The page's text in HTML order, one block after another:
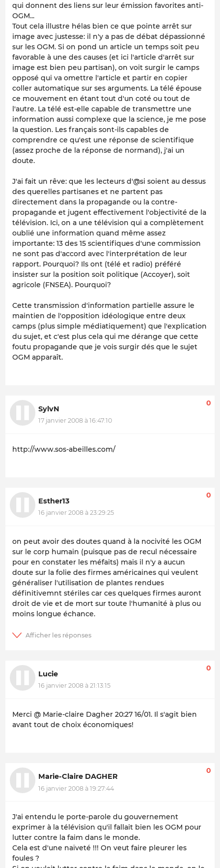
qui donnent des liens sur leur émission favorites anti-
OGM...
Tout cela illustre hélas bien ce que pointe arrêt sur
image avec justesse: il n'y a pas de débat dépassionné
sur les OGM. Si on pond un article un temps soit peu
favorable à une des causes (et ici l'article d'arrêt sur
image est bien peu partisan), on voit surgir le camps
opposé qui va omettre l'article et partir en copier
coller automatique sur ses arguments. La télé épouse
ce mouvement en étant tout d'un coté ou tout de
l'autre. La télé est-elle capable de transmettre une
information aussi complexe que la science, je me pose
la question. Les français sont-ils capables de
comprendre ce qu'est une réponse de scientifique
(assez proche de la réponse de normand), j'ai un
doute.
J'ai fait un rêve: que les lecteurs d'@si soient au dessus
des querelles partisanes et ne partent pas
directement dans la propagande ou la contre-
propagande et jugent effectivement l'objectivité de la
télévision. Ici, on a une télévision qui a complètement
oublié une information quand même assez
importante: 13 des 15 scientifiques d'une commission
ne sont pas d'accord avec l'interprétation de leur
rapport. Pourquoi? Ils ont (télé et radio) préféré
insister sur la position soit politique (Accoyer), soit
agricole (FNSEA). Pourquoi?
Cette transmission d'information partielle assure le
maintien de l'opposition idéologique entre deux
camps (plus simple médiatiquement) que l'explication
du sujet, et c'est plus cela qui me dérange que cette
foutu propagande que je vois surgir dés que le sujet
OGM apparaît.
SylvN
17 janvier 2008 à 16:47:10
0
http://www.sos-abeilles.com/
Esther13
16 janvier 2008 à 23:29:25
0
on peut avoir des doutes quand à la nocivité les OGM
sur le corp humain (puisque pas de recul nécessaire
pour en constater les méfaits) mais il n'y a aucun
doute sur la folie des firmes américaines qui veulent
généraliser l'utilisation de plantes rendues
définitivemnt stériles car ces quelques firmes auront
droit de vie et de mort sur toute l'humanité à plus ou
moins longue échance.
Lucie
16 janvier 2008 à 21:13:15
0
Merci @ Marie-claire Dagher 20:27 16/01. Il s'agit bien
avant tout de choix économiques!
Marie-Claire DAGHER
16 janvier 2008 à 19:27:44
0
J'ai entendu le porte-parole du gouvernement
exprimer à la télévision qu'il fallait bien les OGM pour
lutter contre la faim dans le monde.
Cela est d'une naïveté !!! On veut faire pleurer les
foules ?